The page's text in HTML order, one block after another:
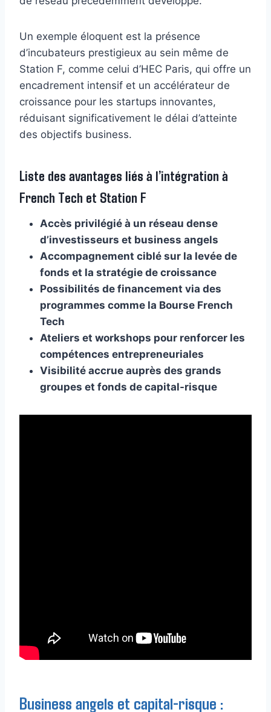
Un exemple éloquent est la présence
d’incubateurs prestigieux au sein même de
Station F, comme celui d’HEC Paris, qui offre un
encadrement intensif et un accélérateur de
croissance pour les startups innovantes,
réduisant significativement le délai d’atteinte
des objectifs business.
Liste des avantages liés à l’intégration à
French Tech et Station F
Accès privilégié à un réseau dense
d’investisseurs et business angels
Accompagnement ciblé sur la levée de
fonds et la stratégie de croissance
Possibilités de financement via des
programmes comme la Bourse French
Tech
Ateliers et workshops pour renforcer les
compétences entrepreneuriales
Visibilité accrue auprès des grands
groupes et fonds de capital-risque
Business angels et capital-risque :